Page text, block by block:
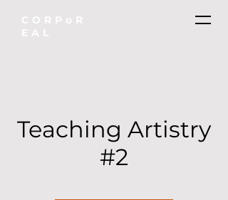
CORPoR
EAL
Teaching Artistry
#2